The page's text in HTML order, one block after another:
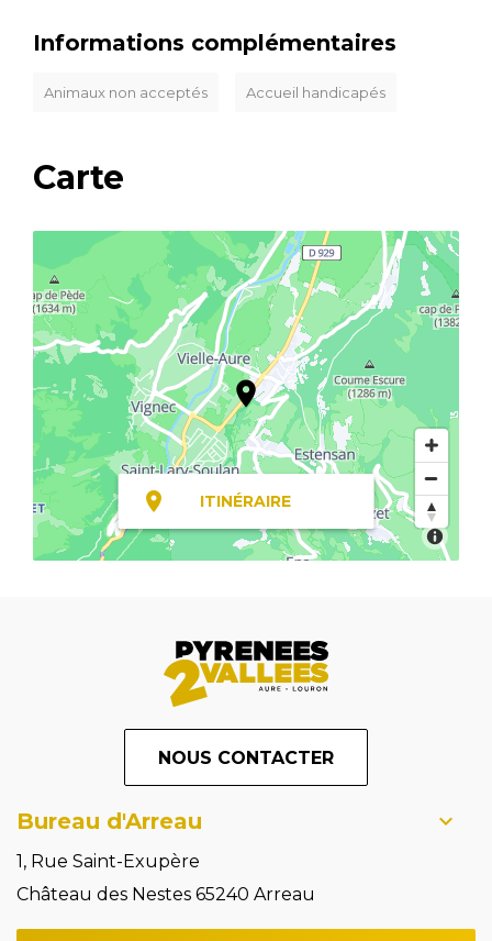
Informations complémentaires
Animaux non acceptés Accueil handicapés
Carte
ITINÉRAIRE
NOUS CONTACTER
Bureau d'Arreau
1, Rue Saint-Exupère
Château des Nestes 65240 Arreau